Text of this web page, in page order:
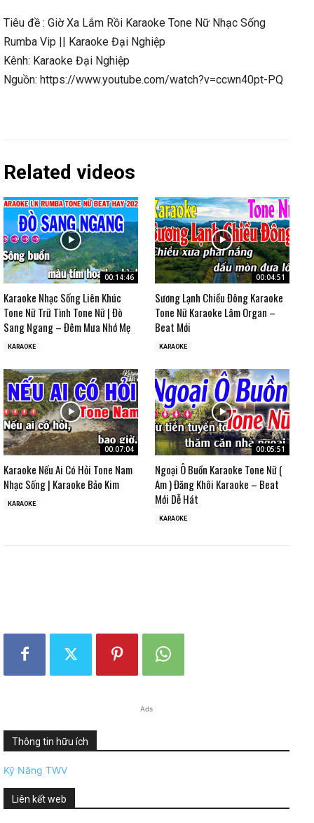
Tiêu đề : Giờ Xa Lắm Rồi Karaoke Tone Nữ Nhạc Sống
Rumba Vip || Karaoke Đại Nghiệp
Kênh: Karaoke Đại Nghiệp
Nguồn: https://www.youtube.com/watch?v=ccwn40pt-PQ
Related videos
00:14:46
Karaoke Nhạc Sống Liên Khúc
Tone Nữ Trữ Tình Tone Nữ | Đò
Sang Ngang – Đêm Mưa Nhớ Mẹ
KARAOKE
00:04:51
Sương Lạnh Chiều Đông Karaoke
Tone Nữ Karaoke Lâm Organ –
Beat Mới
KARAOKE
00:07:04
Karaoke Nếu Ai Có Hỏi Tone Nam
Nhạc Sống | Karaoke Bảo Kim
KARAOKE
00:05:51
Ngoại Ô Buồn Karaoke Tone Nữ (
Am ) Đăng Khôi Karaoke – Beat
Mới Dễ Hát
KARAOKE
Ads
Thông tin hữu ích
Kỹ Năng TWV
Liên kết web